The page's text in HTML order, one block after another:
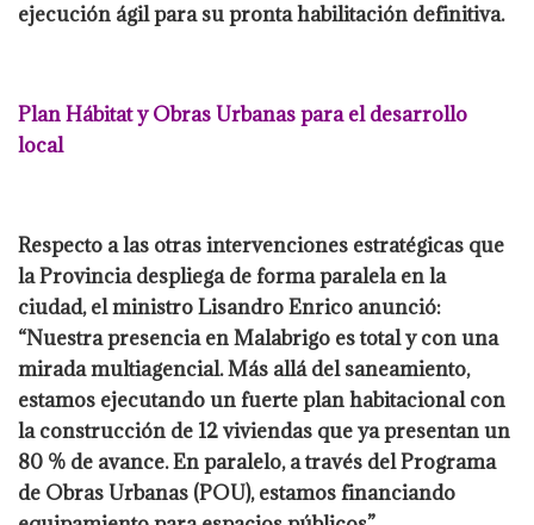
ejecución ágil para su pronta habilitación definitiva.
Plan Hábitat y Obras Urbanas para el desarrollo
local
Respecto a las otras intervenciones estratégicas que
la Provincia despliega de forma paralela en la
ciudad, el ministro Lisandro Enrico anunció:
“Nuestra presencia en Malabrigo es total y con una
mirada multiagencial. Más allá del saneamiento,
estamos ejecutando un fuerte plan habitacional con
la construcción de 12 viviendas que ya presentan un
80 % de avance. En paralelo, a través del Programa
de Obras Urbanas (POU), estamos financiando